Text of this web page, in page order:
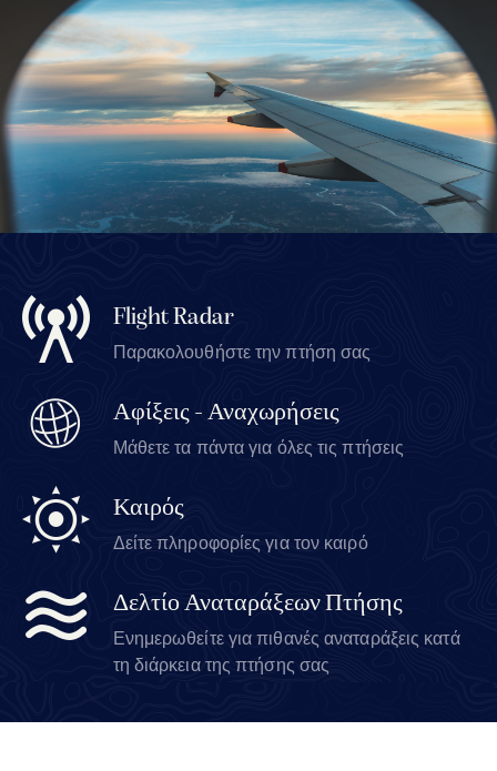
Flight Radar
Παρακολουθήστε την πτήση σας
Αφίξεις - Αναχωρήσεις
Μάθετε τα πάντα για όλες τις πτήσεις
Καιρός
Δείτε πληροφορίες για τον καιρό
Δελτίο Αναταράξεων Πτήσης
Ενημερωθείτε για πιθανές αναταράξεις κατά
τη διάρκεια της πτήσης σας